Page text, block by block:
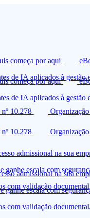
começa por aqui
de IA aplicados à gestão
10.278
admissional na sua
ganhe escala com
com validação
começa por aqui
de IA aplicados à gestão
10.278
admissional na sua
ganhe escala com
com validação